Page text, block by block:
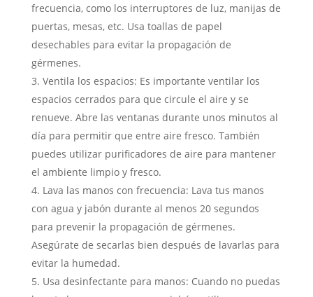
frecuencia, como los interruptores de luz, manijas de
puertas, mesas, etc. Usa toallas de papel
desechables para evitar la propagación de
gérmenes.
Ventila los espacios: Es importante ventilar los
espacios cerrados para que circule el aire y se
renueve. Abre las ventanas durante unos minutos al
día para permitir que entre aire fresco. También
puedes utilizar purificadores de aire para mantener
el ambiente limpio y fresco.
Lava las manos con frecuencia: Lava tus manos
con agua y jabón durante al menos 20 segundos
para prevenir la propagación de gérmenes.
Asegúrate de secarlas bien después de lavarlas para
evitar la humedad.
Usa desinfectante para manos: Cuando no puedas